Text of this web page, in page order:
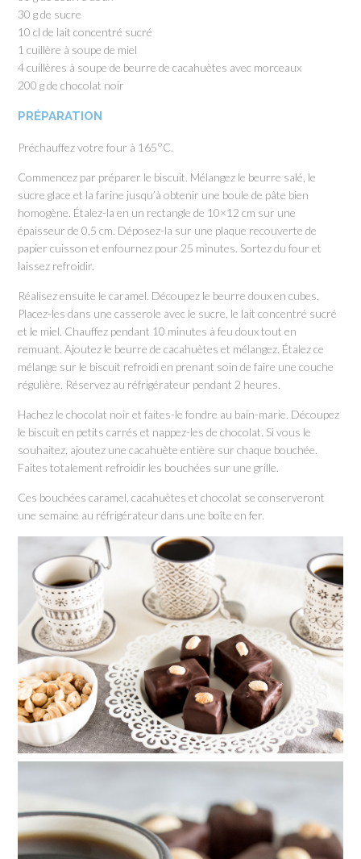
30 g de sucre
10 cl de lait concentré sucré
1 cuillère à soupe de miel
4 cuillères à soupe de beurre de cacahuètes avec morceaux
200 g de chocolat noir
PRÉPARATION
Préchauffez votre four à 165°C.
Commencez par préparer le biscuit. Mélangez le beurre salé, le
sucre glace et la farine jusqu’à obtenir une boule de pâte bien
homogène. Étalez-la en un rectangle de 10×12 cm sur une
épaisseur de 0,5 cm. Déposez-la sur une plaque recouverte de
papier cuisson et enfournez pour 25 minutes. Sortez du four et
laissez refroidir.
Réalisez ensuite le caramel. Découpez le beurre doux en cubes.
Placez-les dans une casserole avec le sucre, le lait concentré sucré
et le miel. Chauffez pendant 10 minutes à feu doux tout en
remuant. Ajoutez le beurre de cacahuètes et mélangez. Étalez ce
mélange sur le biscuit refroidi en prenant soin de faire une couche
régulière. Réservez au réfrigérateur pendant 2 heures.
Hachez le chocolat noir et faites-le fondre au bain-marie. Découpez
le biscuit en petits carrés et nappez-les de chocolat. Si vous le
souhaitez, ajoutez une cacahuète entière sur chaque bouchée.
Faites totalement refroidir les bouchées sur une grille.
Ces bouchées caramel, cacahuètes et chocolat se conserveront
une semaine au réfrigérateur dans une boîte en fer.